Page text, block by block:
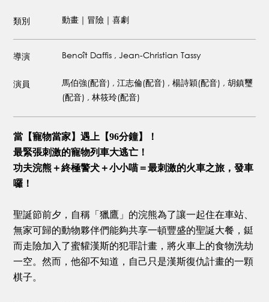
類別 動畫｜冒險｜喜劇
導演 Benoît Daffis , Jean-Christian Tassy
演員
馬伯強(配音) , 江志倫(配音) , 楊詩穎(配音) , 胡鎮璽
(配音) , 林筱玲(配音)
當【寵物當家】遇上【96分鐘】！
最緊張刺激的寵物列車大逃亡！
功夫浣熊＋終極警犬＋小小喵＝最刺激的火車之旅，發車
囉！
聖誕節前夕，自稱「獵鷹」的浣熊為了讓一起住在車站、
無家可歸的動物夥伴們能夠共享一頓豐盛的聖誕大餐，鋌
而走險加入了蜜貛漢斯的犯罪計畫，將火車上的食物洗劫
一空。然而，他卻不知道，自己只是漢斯復仇計畫的一顆
棋子。